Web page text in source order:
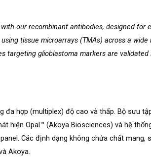
our recombinant antibodies, designed
tissue microarrays (TMAs) across a
targeting glioblastoma markers are
đa hợp (multiplex) độ cao và thấp. Bộ sưu
hiện Opal™ (Akoya Biosciences) và hệ
Các định dạng không chứa chất mang,
Akoya.